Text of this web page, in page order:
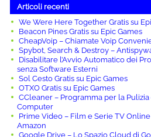
Articoli recenti
We Were Here Together Gratis su
Beacon Pines Gratis su Epic Games
CheapVoip – Chiamate Voip
Spybot, Search & Destroy –
Disabilitare l’Avvio Automatico dei
senza Software Esterni
Sol Cesto Gratis su Epic Games
OTXO Gratis su Epic Games
CCleaner – Programma per la
Computer
Prime Video – Film e Serie TV
Amazon
Google Drive – Lo Spazio Cloud di